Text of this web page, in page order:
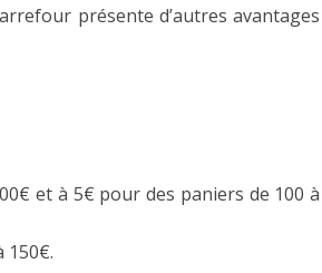
présente d’autres avantages
et à 5€ pour des paniers de 100 à
150€.